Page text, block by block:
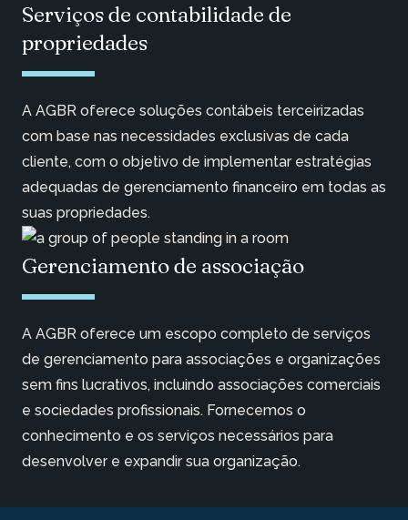
Serviços de contabilidade de
propriedades
A AGBR oferece soluções contábeis terceirizadas
com base nas necessidades exclusivas de cada
cliente, com o objetivo de implementar estratégias
adequadas de gerenciamento financeiro em todas as
suas propriedades.
Gerenciamento de associação
A AGBR oferece um escopo completo de serviços
de gerenciamento para associações e organizações
sem fins lucrativos, incluindo associações comerciais
e sociedades profissionais. Fornecemos o
conhecimento e os serviços necessários para
desenvolver e expandir sua organização.